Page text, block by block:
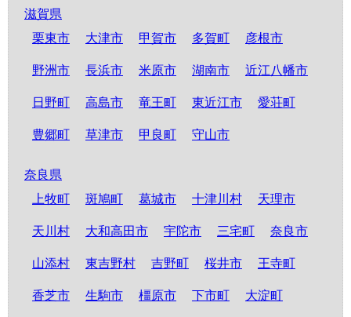
滋賀県
栗東市
大津市 甲賀市 多賀町 彦根市
野洲市 長浜市 米原市 湖南市 近江八幡市
日野町 高島市 竜王町 東近江市 愛荘町
豊郷町 草津市 甲良町 守山市
奈良県
上牧町
斑鳩町 葛城市 十津川村 天理市
天川村 大和高田市 宇陀市 三宅町 奈良市
山添村 東吉野村 吉野町 桜井市 王寺町
香芝市 生駒市 橿原市 下市町 大淀町